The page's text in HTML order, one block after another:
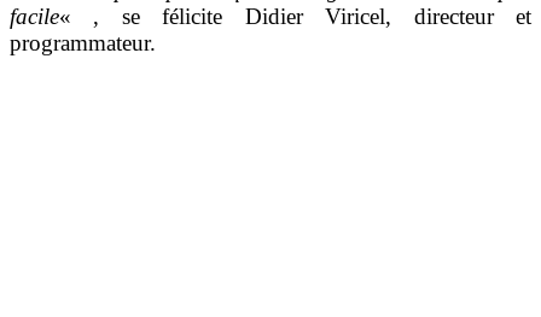
facile« , se félicite Didier Viricel, directeur et
programmateur.